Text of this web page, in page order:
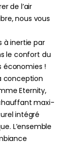
de l’air
nous vous
à inertie par
le confort du
!
conception
Eternity,
maxi-
intégré
L’ensemble